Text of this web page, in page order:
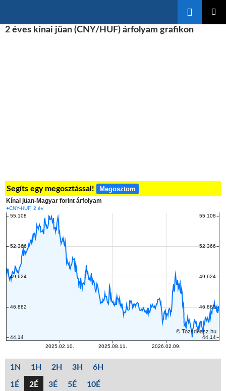
A
2 éves kínai jüan (CNY/HUF) árfolyam grafikon
Segíts egy megosztással! Megosztom
1N 1H 2H 3H 6H
1É 2É 3É 5É 10É